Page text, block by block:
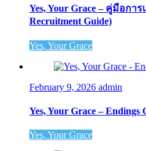
Yes, Your Grace – คู่มือก
Recruitment Guide)
Yes, Your Grace
February 9, 2026 admin
Yes, Your Grace – Endings
Yes, Your Grace